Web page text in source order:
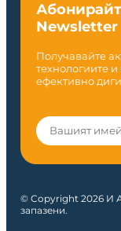
Newsletter
Получавайте
технологиите
ефективно
© Copyright 2026 И
запазени.